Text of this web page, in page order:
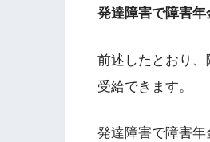
発達障害で障害年
前述したとおり
受給できます。
発達障害で障害年